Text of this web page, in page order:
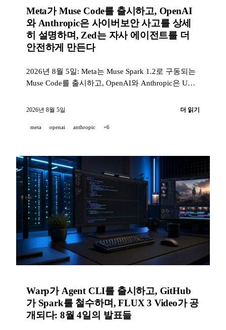
Meta가 Muse Code를 출시하고, OpenAI
와 Anthropic은 사이버보안 사고를 상세
히 설명하며, Zed는 자사 에이전트를 더
안전하게 만든다
2026년 8월 5일: Meta는 Muse Spark 1.2로 구동되는
Muse Code를 출시하고, OpenAI와 Anthropic은 UK
보안 사고를 자세히 설명하며, Zed는 1.14 버전에서
는다.
2026년 8월 5일 더 읽기
meta openai anthropic +6
Warp가 Agent CLI를 출시하고, GitHub
가 Spark를 철수하며, FLUX 3 Video가 공
개되다: 8월 4일의 발표들